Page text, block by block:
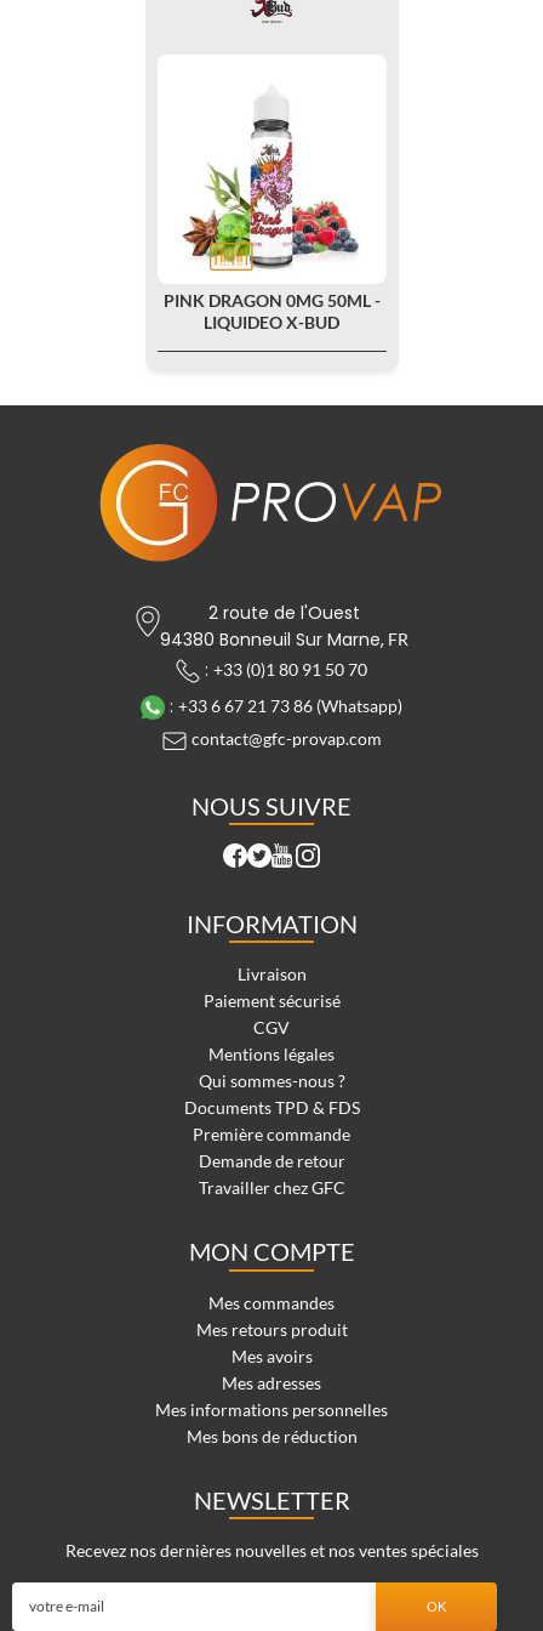
PINK DRAGON 0MG 50ML -
LIQUIDEO X-BUD
2 route de l'Ouest
94380 Bonneuil Sur Marne,FR
: +33 (0)1 80 91 50 70
: +33 6 67 21 73 86 (Whatsapp)
contact@gfc-provap.com
NOUS SUIVRE
INFORMATION
Livraison
Paiement sécurisé
CGV
Mentions légales
Qui sommes-nous ?
Documents TPD & FDS
Première commande
Demande de retour
Travailler chez GFC
MON COMPTE
Mes commandes
Mes retours produit
Mes avoirs
Mes adresses
Mes informations personnelles
Mes bons de réduction
NEWSLETTER
Recevez nos dernières nouvelles et nos ventes spéciales